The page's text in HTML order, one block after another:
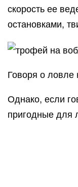
скорость ее
остановками,
Говоря о ловле
Однако, если
пригодные для